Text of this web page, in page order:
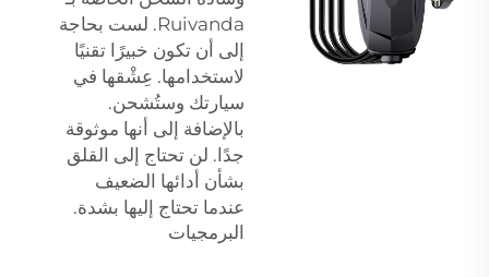
Ruivanda. لست بحاجة
إلى أن تكون خبيرًا تقنيًا
لاستخدامها. عِشْقها في
سيارتك وستُشحن.
بالإضافة إلى أنها موثوقة
جدًا. لن تحتاج إلى القلق
بشأن أدائها الضعيف
عندما تحتاج إليها بشدة.
البرمجيات